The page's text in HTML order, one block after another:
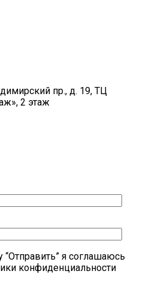
пр., д. 19, ТЦ
2 этаж
я соглашаюсь
конфиденциальности